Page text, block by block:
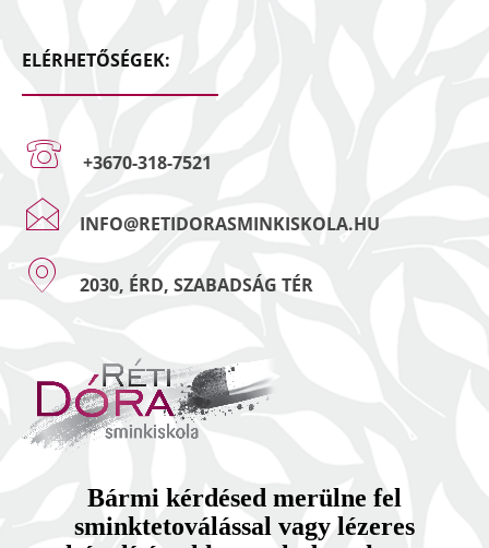
ELÉRHETŐSÉGEK:
+3670-318-7521
INFO@RETIDORASMINKISKOLA.HU
2030, ÉRD, SZABADSÁG TÉR
Bármi kérdésed merülne fel
sminktetoválással vagy lézeres